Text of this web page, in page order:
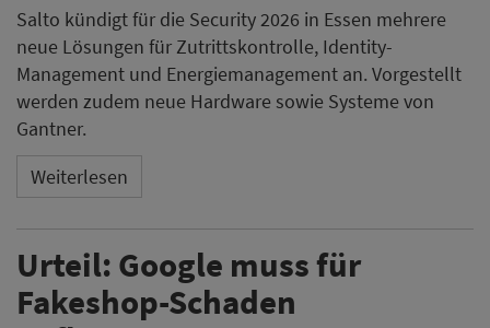
Salto kündigt für die Security 2026 in Essen mehrere
neue Lösungen für Zutrittskontrolle, Identity-
Management und Energiemanagement an. Vorgestellt
werden zudem neue Hardware sowie Systeme von
Gantner.
Weiterlesen
Urteil: Google muss für
Fakeshop-Schaden